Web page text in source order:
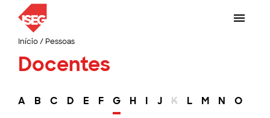
Início/ Pessoas
Docentes
A B C D E F G H I J K L M N O